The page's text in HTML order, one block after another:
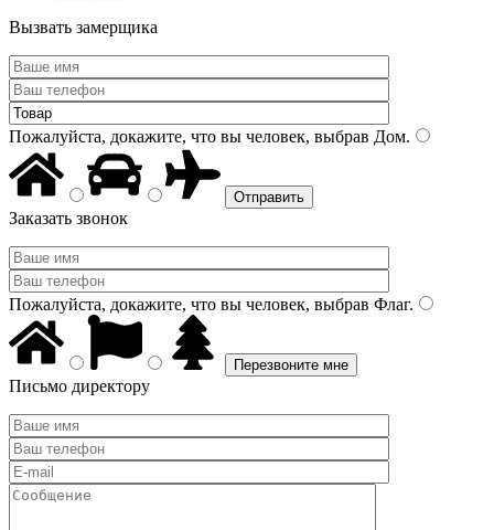
Вызвать замерщика
Пожалуйста, докажите, что вы человек, выбрав Дом.
Заказать звонок
Пожалуйста, докажите, что вы человек, выбрав Флаг.
Письмо директору